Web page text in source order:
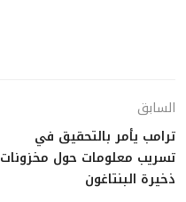
السابق
ترامب يأمر بالتحقيق في
تسريب معلومات حول مخزونات
ذخيرة البنتاغون